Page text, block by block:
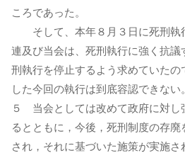
ころであった。
そして、本年８月３日に死刑執
連及び当会は、死刑執行に強く抗
刑執行を停止するよう求めていたの
した今回の執行は到底容認できない。
５ 当会としては改めて政府に対し
るとともに，今後，死刑制度の存
され，それに基づいた施策が実施